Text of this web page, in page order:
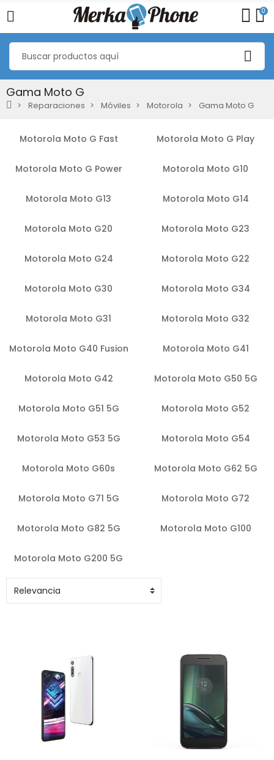
0
Gama Moto G
Reparaciones Móviles Motorola Gama Moto G
Motorola Moto G Fast Motorola Moto G Play
Motorola Moto G Power Motorola Moto G10
Motorola Moto G13 Motorola Moto G14
Motorola Moto G20 Motorola Moto G23
Motorola Moto G24 Motorola Moto G22
Motorola Moto G30 Motorola Moto G34
Motorola Moto G31 Motorola Moto G32
Motorola Moto G40 Fusion Motorola Moto G41
Motorola Moto G42 Motorola Moto G50 5G
Motorola Moto G51 5G Motorola Moto G52
Motorola Moto G53 5G Motorola Moto G54
Motorola Moto G60s Motorola Moto G62 5G
Motorola Moto G71 5G Motorola Moto G72
Motorola Moto G82 5G Motorola Moto G100
Motorola Moto G200 5G